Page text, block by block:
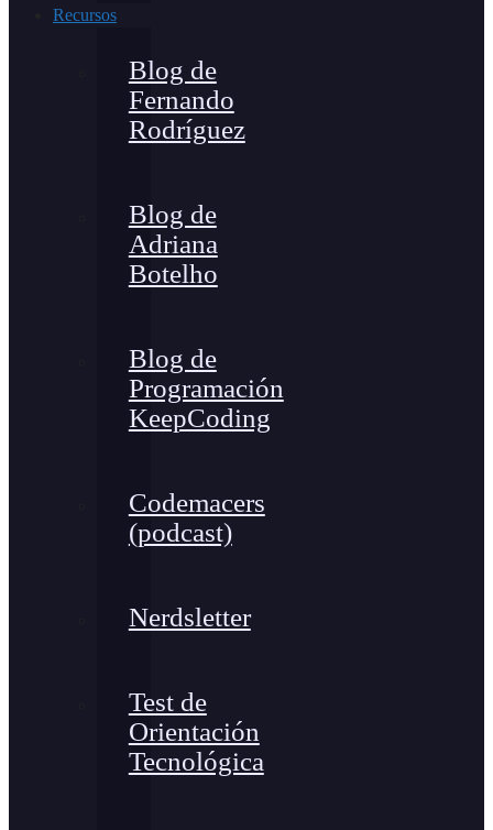
Recursos
Blog de
Fernando
Rodríguez
Blog de
Adriana
Botelho
Blog de
Programación
KeepCoding
Codemacers
(podcast)
Nerdsletter
Test de
Orientación
Tecnológica